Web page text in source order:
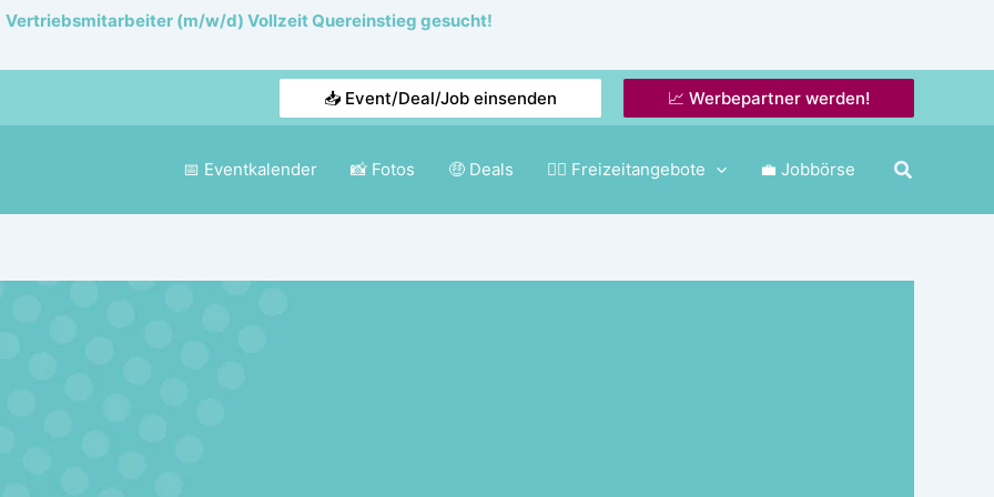
Vertriebsmitarbeiter (m/w/d) Vollzeit Quereinstieg gesucht!
📥 Event/Deal/Job einsenden 📈 Werbepartner werden!
📅 Eventkalender 📸 Fotos 🤑 Deals 🤸‍♂️ Freizeitangebote 💼 Jobbörse